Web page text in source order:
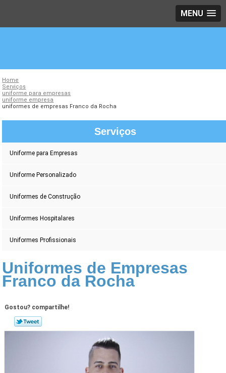
MENU
Home
Serviços
uniforme para empresas
uniforme empresa
uniformes de empresas Franco da Rocha
Serviços
Uniforme para Empresas
Uniforme Personalizado
Uniformes de Construção
Uniformes Hospitalares
Uniformes Profissionais
Uniformes de Empresas
Franco da Rocha
Gostou? compartilhe!